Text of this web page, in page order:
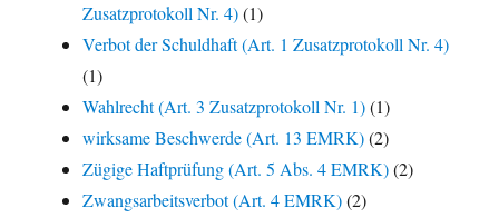
Zusatzprotokoll Nr. 4)(1)
Verbot der Schuldhaft (Art. 1 Zusatzprotokoll Nr. 4)
(1)
Wahlrecht (Art. 3 Zusatzprotokoll Nr. 1)(1)
wirksame Beschwerde (Art. 13 EMRK)(2)
Zügige Haftprüfung (Art. 5 Abs. 4 EMRK)(2)
Zwangsarbeitsverbot (Art. 4 EMRK)(2)